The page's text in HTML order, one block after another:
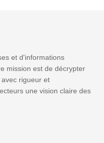
et d'informations
mission est de décrypter
rigueur et
une vision claire des